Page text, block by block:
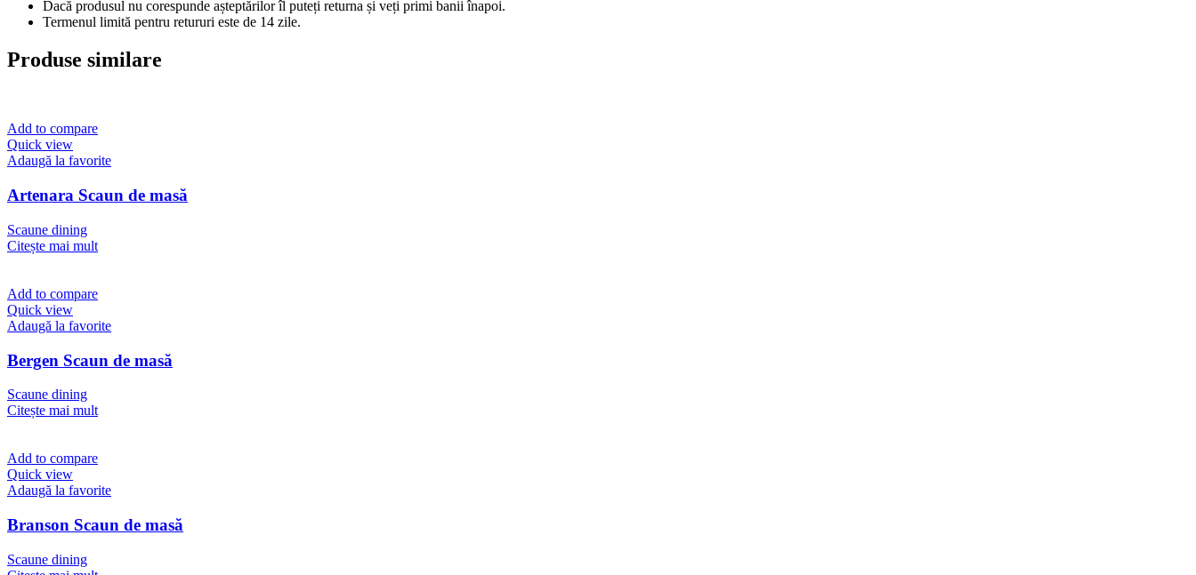
Dacă produsul nu corespunde așteptărilor îl puteți returna și veți primi banii înapoi.
Termenul limită pentru retururi este de 14 zile.
Produse similare
Add to compare
Quick view
Adaugă la favorite
Artenara Scaun de masă
Scaune dining
Citește mai mult
Add to compare
Quick view
Adaugă la favorite
Bergen Scaun de masă
Scaune dining
Citește mai mult
Add to compare
Quick view
Adaugă la favorite
Branson Scaun de masă
Scaune dining